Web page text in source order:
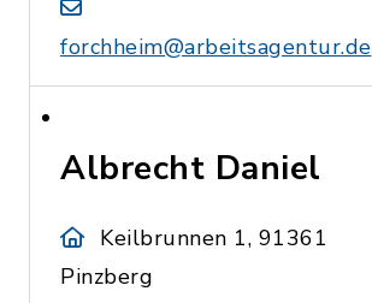
forchheim@arbeitsagentur.de
Albrecht Daniel
Keilbrunnen 1, 91361
Pinzberg